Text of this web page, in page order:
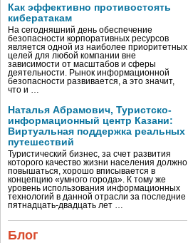
Как эффективно противостоять
кибератакам
На сегодняшний день обеспечение
безопасности корпоративных ресурсов
является одной из наиболее приоритетных
целей для любой компании вне
зависимости от масштабов и сферы
деятельности. Рынок информационной
безопасности развивается, а это значит,
что и …
Наталья Абрамович, Туристско-
информационный центр Казани:
Виртуальная поддержка реальных
путешествий
Туристический бизнес, за счет развития
которого качество жизни населения должно
повышаться, хорошо вписывается в
концепцию «умного города». К тому же
уровень использования информационных
технологий в данной отрасли за последние
пятнадцать-двадцать лет …
Блог